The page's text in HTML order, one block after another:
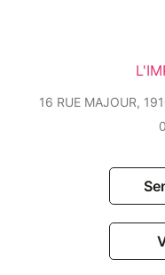
16 RUE MAJOUR,